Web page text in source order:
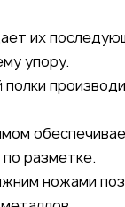
их
упору.
разметке.
ножами